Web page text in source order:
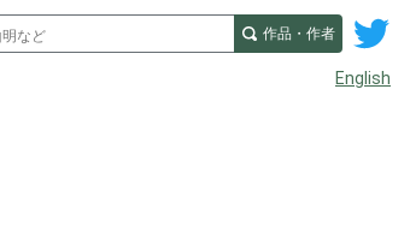
作品・作者
English